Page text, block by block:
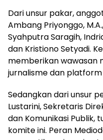
Dari unsur pakar,
Ambang Priyonggo,
Syahputra Saragih,
dan Kristiono Setyadi.
memberikan wawasan
jurnalisme dan platform
Sedangkan dari unsur
Lustarini, Sekretaris
dan Komunikasi Publik,
komite ini. Peran